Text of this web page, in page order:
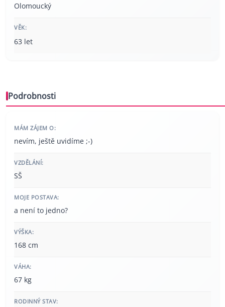
Olomoucký
VĚK:
63 let
Podrobnosti
MÁM ZÁJEM O:
nevím, ještě uvidíme ;-)
VZDĚLÁNÍ:
SŠ
MOJE POSTAVA:
a není to jedno?
VÝŠKA:
168 cm
VÁHA:
67 kg
RODINNÝ STAV: